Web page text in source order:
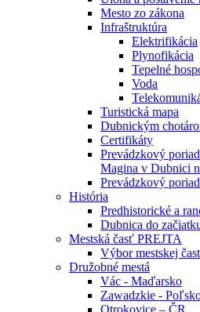
Mesto zo zákona
Infraštruktúra
Elektrifikácia
Plynofikácia
Tepelné
Voda
Turistická mapa
Dubnickým
Certifikáty
Prevádzkový
Magina v Dubnici
Prevádzkový
História
Predhistorické a
Dubnica do
Mestská časť PREJTA
Výbor mestskej
Družobné mestá
Vác - Maďarsko
Zawadzkie -